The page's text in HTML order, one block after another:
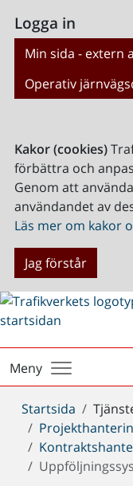
Logga in
Min sida - extern
Operativ
Kakor (cookies)
förbättra och
Genom att
användandet av
Läs mer om kakor
Jag förstår
Meny
Du
är
här:
Startsida